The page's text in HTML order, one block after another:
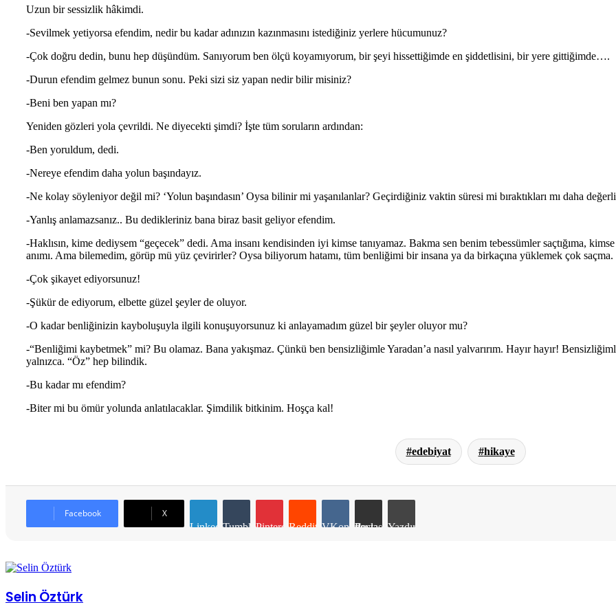
Uzun bir sessizlik hâkimdi.
-Sevilmek yetiyorsa efendim, nedir bu kadar adınızın kazınmasını istediğiniz yerlere hücumunuz?
-Çok doğru dedin, bunu hep düşündüm. Sanıyorum ben ölçü koyamıyorum, bir şeyi hissettiğimde en şiddetlisini, bir yere gittiğimde….
-Durun efendim gelmez bunun sonu. Peki sizi siz yapan nedir bilir misiniz?
-Beni ben yapan mı?
Yeniden gözleri yola çevrildi. Ne diyecekti şimdi? İşte tüm soruların ardından:
-Ben yoruldum, dedi.
-Nereye efendim daha yolun başındayız.
-Ne kolay söyleniyor değil mi? ‘Yolun başındasın’ Oysa bilinir mi yaşanılanlar? Geçirdiğiniz vaktin süresi mi bıraktıkları mı daha
-Yanlış anlamazsanız.. Bu dedikleriniz bana biraz basit geliyor efendim.
-Haklısın, kime dediysem “geçecek” dedi. Ama insanı kendisinden iyi kimse tanıyamaz. Bakma sen benim tebessümler saçtığıma,
anımı. Ama bilemedim, görüp mü yüz çevirirler? Oysa biliyorum hatamı, tüm benliğimi bir insana ya da birkaçına yüklemek çok saçma.
-Çok şikayet ediyorsunuz!
-Şükür de ediyorum, elbette güzel şeyler de oluyor.
-O kadar benliğinizin kayboluşuyla ilgili konuşuyorsunuz ki anlayamadım güzel bir şeyler oluyor mu?
-“Benliğimi kaybetmek” mi? Bu olamaz. Bana yakışmaz. Çünkü ben bensizliğimle Yaradan’a nasıl yalvarırım. Hayır hayır!
yalnızca. “Öz” hep bilindik.
-Bu kadar mı efendim?
-Biter mi bu ömür yolunda anlatılacaklar. Şimdilik bitkinim. Hoşça kal!
edebiyat hikaye
Facebook
X
LinkedInTumblr PinterestReddit VKontakteE-Posta ile paylaş Yazdır
Selin Öztürk